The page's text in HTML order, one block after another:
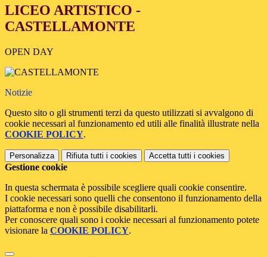
LICEO ARTISTICO -
CASTELLAMONTE
OPEN DAY
Notizie
Questo sito o gli strumenti terzi da questo utilizzati si avvalgono di
cookie necessari al funzionamento ed utili alle finalità illustrate nella
COOKIE POLICY.
Personalizza Rifiuta tutti i cookies Accetta tutti i cookies
Gestione cookie
In questa schermata è possibile scegliere quali cookie consentire.
I cookie necessari sono quelli che consentono il funzionamento della
piattaforma e non è possibile disabilitarli.
Per conoscere quali sono i cookie necessari al funzionamento potete
visionare la COOKIE POLICY.